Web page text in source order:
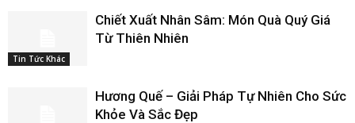
Tin Tức Khác
Chiết Xuất Nhân Sâm: Món Quà Quý Giá
Từ Thiên Nhiên
Hương Quế – Giải Pháp Tự Nhiên Cho Sức
Khỏe Và Sắc Đẹp